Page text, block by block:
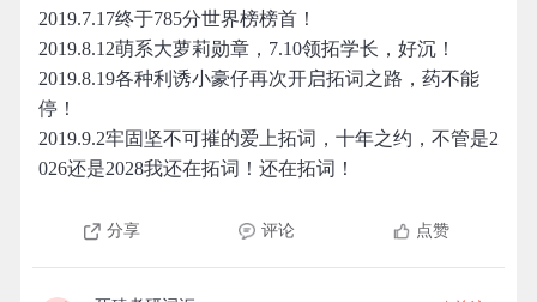
2019.7.17终于785分世界榜榜首！
2019.8.12萌系大萝莉勋章，7.10领拓学长，好沉！
2019.8.19各种利诱小豪仔再次开启拓词之路，药不能
停！
2019.9.2牢固坚不可摧的爱上拓词，十年之约，不管是2
026还是2028我还在拓词！还在拓词！
分享 评论 点赞